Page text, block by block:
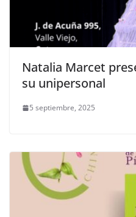
Natalia Marcet
su unipersonal
5 septiembre, 2025